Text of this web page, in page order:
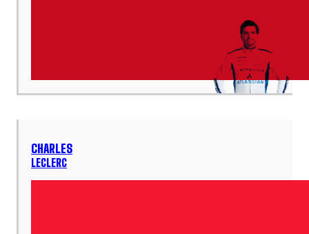
CHARLES
LECLERC